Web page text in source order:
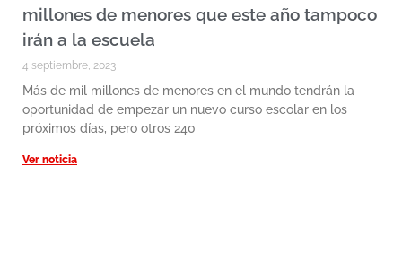
millones de menores que este año tampoco
irán a la escuela
4 septiembre, 2023
Más de mil millones de menores en el mundo tendrán la
oportunidad de empezar un nuevo curso escolar en los
próximos días, pero otros 240
Ver noticia